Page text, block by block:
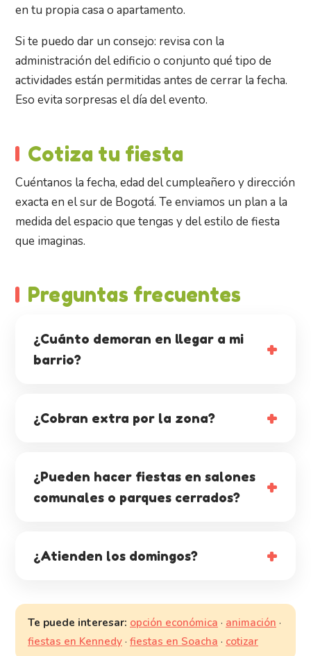
en tu propia casa o apartamento.
Si te puedo dar un consejo: revisa con la
administración del edificio o conjunto qué tipo de
actividades están permitidas antes de cerrar la fecha.
Eso evita sorpresas el día del evento.
Cotiza tu fiesta
Cuéntanos la fecha, edad del cumpleañero y dirección
exacta en el sur de Bogotá. Te enviamos un plan a la
medida del espacio que tengas y del estilo de fiesta
que imaginas.
Preguntas frecuentes
¿Cuánto demoran en llegar a mi
barrio?
¿Cobran extra por la zona?
¿Pueden hacer fiestas en salones
comunales o parques cerrados?
¿Atienden los domingos?
Te puede interesar: opción económica · animación ·
fiestas en Kennedy · fiestas en Soacha · cotizar